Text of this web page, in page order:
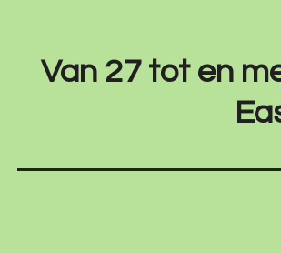
Van 27 tot en